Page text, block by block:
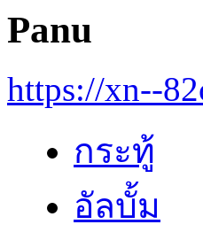
Panu
https://xn--
กระทู้
อัลบั้ม